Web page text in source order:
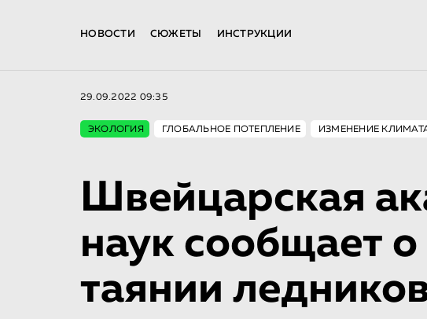
НОВОСТИ СЮЖЕТЫ ИНСТРУКЦИИ
29.09.2022 09:35
ЭКОЛОГИЯ ГЛОБАЛЬНОЕ ПОТЕПЛЕНИЕ ИЗМЕНЕНИЕ
Швейцарская
наук сообщает
таянии